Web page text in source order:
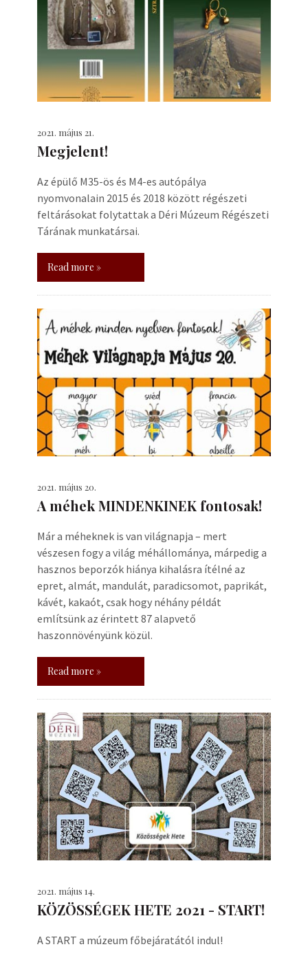
2021. május 21.
Megjelent!
Az épülő M35-ös és M4-es autópálya
nyomvonalain 2015 és 2018 között régészeti
feltárásokat folytattak a Déri Múzeum Régészeti
Tárának munkatársai.
Read more »
2021. május 20.
A méhek MINDENKINEK fontosak!
Már a méheknek is van világnapja – mert
vészesen fogy a világ méhállománya, márpedig a
hasznos beporzók hiánya kihalásra ítélné az
epret, almát, mandulát, paradicsomot, paprikát,
kávét, kakaót, csak hogy néhány példát
említsünk az érintett 87 alapvető
haszonnövényünk közül.
Read more »
2021. május 14.
KÖZÖSSÉGEK HETE 2021 - START!
A START a múzeum főbejáratától indul!